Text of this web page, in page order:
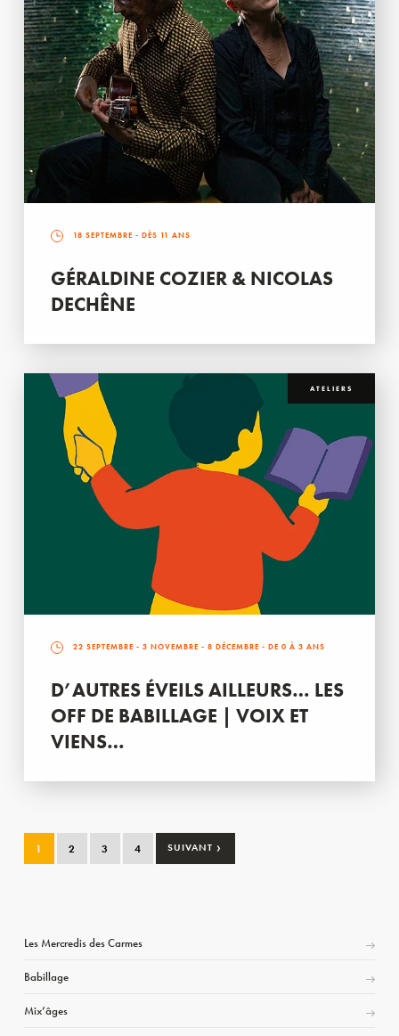
18 SEPTEMBRE - DÈS 11 ANS
GÉRALDINE COZIER & NICOLAS
DECHÊNE
ATELIERS
22 SEPTEMBRE - 3 NOVEMBRE - 8 DÉCEMBRE - DE 0 À 3 ANS
D’AUTRES ÉVEILS AILLEURS… LES
OFF DE BABILLAGE | VOIX ET
VIENS…
1 2 3 4 SUIVANT ›
Les Mercredis des Carmes
Babillage
Mix’âges